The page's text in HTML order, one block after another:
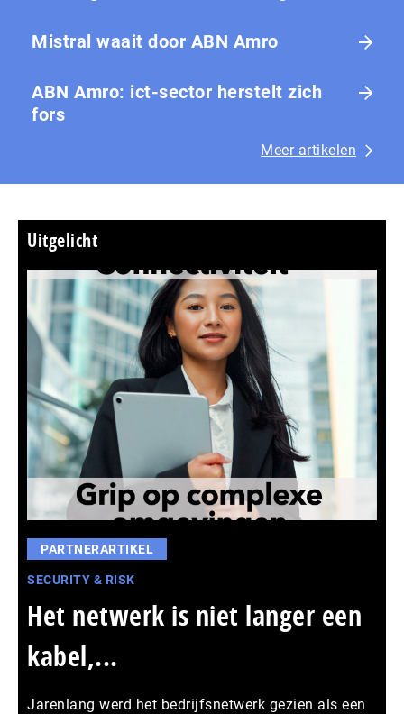
Mistral waait door ABN Amro
ABN Amro: ict-sector herstelt zich
fors
Meer artikelen
Uitgelicht
PARTNERARTIKEL
SECURITY & RISK
Het netwerk is niet langer een
kabel,...
Jarenlang werd het bedrijfsnetwerk gezien als een